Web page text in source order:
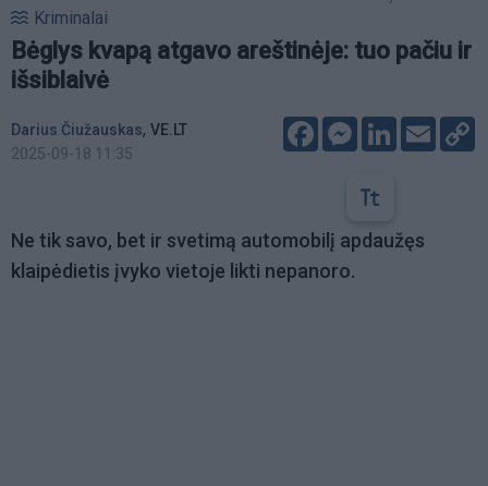
Kriminalai
Bėglys kvapą atgavo areštinėje: tuo pačiu ir
išsiblaivė
Darius Čiužauskas, VE.LT
2025-09-18 11:35
FacebookMessenger
LinkedIn
Email
Ne tik savo, bet ir svetimą automobilį apdaužęs
klaipėdietis įvyko vietoje likti nepanoro.